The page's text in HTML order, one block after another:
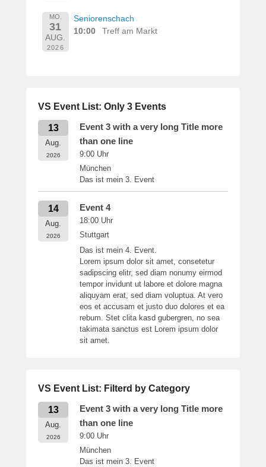
MO.
31
AUG.
2026
Seniorenschach
10:00
Treff am Markt
VS Event List: Only 3 Events
13
Aug.
2026
Event 3 with a very long Title more
than one line
9:00 Uhr
München
Das ist mein 3. Event
14
Aug.
2026
Event 4
18:00 Uhr
Stuttgart
Das ist mein 4. Event.
Lorem ipsum dolor sit amet, consetetur
sadipscing elitr, sed diam nonumy eirmod
tempor invidunt ut labore et dolore magna
aliquyam erat, sed diam voluptua. At vero
eos et accusam et justo duo dolores et ea
rebum. Stet clita kasd gubergren, no sea
takimata sanctus est Lorem ipsum dolor
sit amet.
VS Event List: Filterd by Category
13
Aug.
2026
Event 3 with a very long Title more
than one line
9:00 Uhr
München
Das ist mein 3. Event